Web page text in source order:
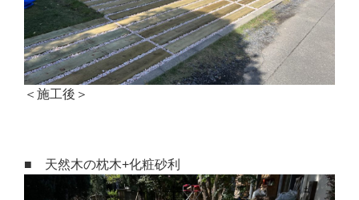
＜施工後＞
■ 天然木の枕木+化粧砂利